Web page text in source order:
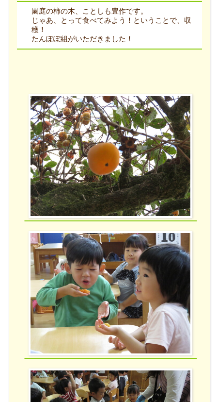
園庭の柿の木、ことしも豊作です。
じゃあ、とって食べてみよう！ということで、収
穫！
たんぽぽ組がいただきました！